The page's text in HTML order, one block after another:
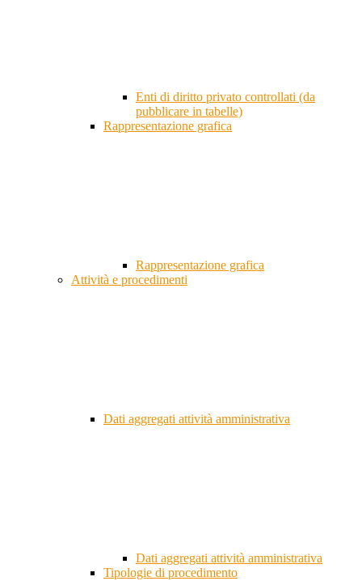
Enti di diritto privato controllati (da
pubblicare in tabelle)
Rappresentazione grafica
Rappresentazione grafica
Attività e procedimenti
Dati aggregati attività amministrativa
Dati aggregati attività amministrativa
Tipologie di procedimento